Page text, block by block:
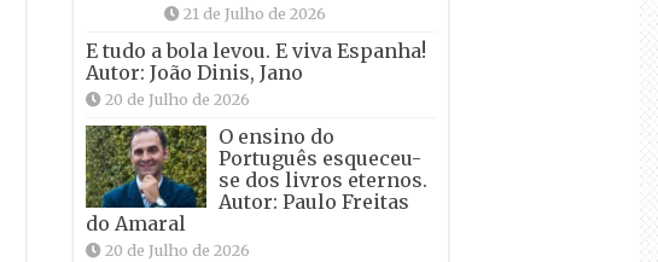
21 de Julho de 2026
E tudo a bola levou. E viva Espanha!
Autor: João Dinis, Jano
20 de Julho de 2026
O ensino do
Português esqueceu-
se dos livros eternos.
Autor: Paulo Freitas
do Amaral
20 de Julho de 2026